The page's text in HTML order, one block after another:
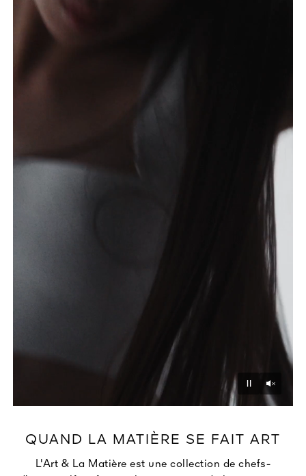
Pause
QUAND LA MATIÈRE SE FAIT ART
L'Art & La Matière est une collection de chefs-